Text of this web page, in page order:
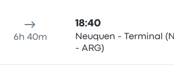
6h 40m
18:40
Neuquen - Terminal
- ARG)